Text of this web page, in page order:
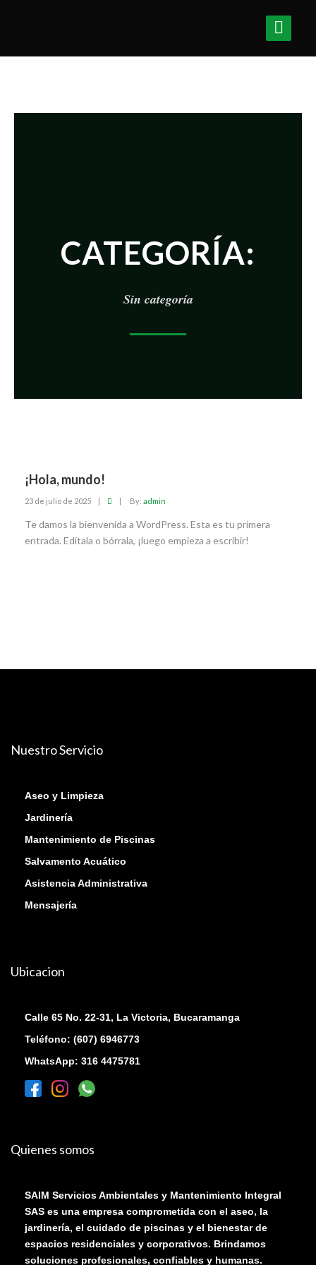
CATEGORÍA:
Sin categoría
¡Hola, mundo!
23 de julio de 2025 | | By: admin
Te damos la bienvenida a WordPress. Esta es tu primera
entrada. Edítala o bórrala, ¡luego empieza a escribir!
Nuestro Servicio
Aseo y Limpieza
Jardinería
Mantenimiento de Piscinas
Salvamento Acuático
Asistencia Administrativa
Mensajería
Ubicacion
Calle 65 No. 22-31, La Victoria, Bucaramanga
Teléfono: (607) 6946773
WhatsApp: 316 4475781
Quienes somos
SAIM Servicios Ambientales y Mantenimiento Integral
SAS es una empresa comprometida con el aseo, la
jardinería, el cuidado de piscinas y el bienestar de
espacios residenciales y corporativos. Brindamos
soluciones profesionales, confiables y humanas.